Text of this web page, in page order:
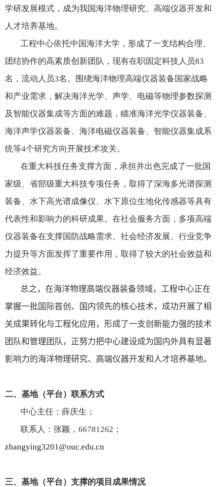
学研发展模式，成为我国海洋物理研究、高端仪器开发和
人才培养基地。
工程中心依托中国海洋大学，形成了一支结构合理、
团结协作的高素质创新团队，现有在职固定科技人员83
名，流动人员3名。围绕海洋物理高端仪器装备国家战略
和产业需求，解决海洋光学、声学、电磁等物理参数探测
及智能仪器集成等方面的难题，瞄准海洋光学仪器装备、
海洋声学仪器装备、海洋电磁仪器装备、智能仪器集成系
统等4个研究方向开展技术攻关。
在重大科技任务支撑方面，承担并出色完成了一批国
家级、省部级重大科技专项任务，取得了深海多光谱探测
装备、水下高光谱成像仪、水下原位生地化传感器等具有
代表性和影响力的科研成果。在社会服务方面，多项高端
仪器装备在支撑国防战略需求、社会经济发展、行业竞争
力提升等方面发挥了重要作用，取得了较大的社会效益和
经济效益。
总之，在海洋物理高端仪器装备领域，工程中心正在
掌握一批国际首创、国内领先的核心技术，成功开展了相
关成果转化与工程化应用，形成了一支创新能力强的技术
团队和管理团队，正努力把中心建设成为国内外具有显著
影响力的海洋物理研究、高端仪器开发和人才培养基地。
二、基地（平台）联系方式
中心主任：薛庆生；
联系人：张颖， 66781262 ；
zhangying3201@ouc.edu.cn
三、基地（平台）支撑的项目成果情况